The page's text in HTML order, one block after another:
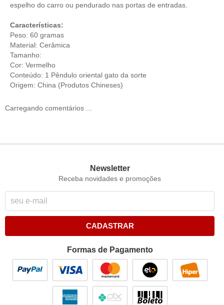
espelho do carro ou pendurado nas portas de entradas.
Características:
Peso: 60 gramas
Material: Cerâmica
Tamanho:
Cor: Vermelho
Conteúdo: 1 Pêndulo oriental gato da sorte
Origem: China (Produtos Chineses)
Carregando comentários ...
Newsletter
Receba novidades e promoções
CADASTRAR
Formas de Pagamento